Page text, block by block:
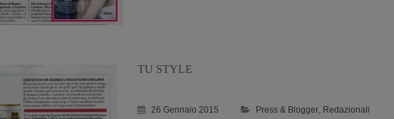
TU STYLE
26 Gennaio 2015 Press & Blogger, Redazionali